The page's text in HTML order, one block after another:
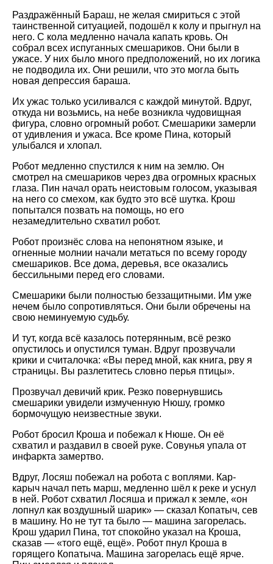
Раздражённый Бараш, не желая смириться с этой
таинственной ситуацией, подошёл к колу и прыгнул на
него. С кола медленно начала капать кровь. Он
собрал всех испуганных смешариков. Они были в
ужасе. У них было много предположений, но их логика
не подводила их. Они решили, что это могла быть
новая депрессия бараша.
Их ужас только усиливался с каждой минутой. Вдруг,
откуда ни возьмись, на небе возникла чудовищная
фигура, словно огромный робот. Смешарики замерли
от удивления и ужаса. Все кроме Пина, который
улыбался и хлопал.
Робот медленно спустился к ним на землю. Он
смотрел на смешариков через два огромных красных
глаза. Пин начал орать неистовым голосом, указывая
на него со смехом, как будто это всё шутка. Крош
попытался позвать на помощь, но его
незамедлительно схватил робот.
Робот произнёс слова на непонятном языке, и
огненные молнии начали метаться по всему городу
смешариков. Все дома, деревья, все оказались
бессильными перед его словами.
Смешарики были полностью беззащитными. Им уже
нечем было сопротивляться. Они были обречены на
свою неминуемую судьбу.
И тут, когда всё казалось потерянным, всё резко
опустилось и опустился туман. Вдруг прозвучали
крики и считалочка: «Вы перед мной, как книга, рву я
страницы. Вы разлетитесь словно перья птицы».
Прозвучал девичий крик. Резко повернувшись
смешарики увидели измученную Нюшу, громко
бормочущую неизвестные звуки.
Робот бросил Кроша и побежал к Нюше. Он её
схватил и раздавил в своей руке. Совунья упала от
инфаркта замертво.
Вдруг, Лосяш побежал на робота с воплями. Кар-
карыч начал петь марш, медленно шёл к реке и уснул
в ней. Робот схватил Лосяша и прижал к земле, «он
лопнул как воздушный шарик» — сказал Копатыч, сев
в машину. Но не тут та было — машина загорелась.
Крош ударил Пина, тот спокойно указал на Кроша,
сказав — «того ещё, ещё». Робот пнул Кроша в
горящего Копатыча. Машина загорелась ещё ярче.